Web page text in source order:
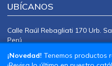
UBÍCANOS
Calle Raúl Rebagliati 170 Urb.
Perú
¡Novedad! Tenemos productos